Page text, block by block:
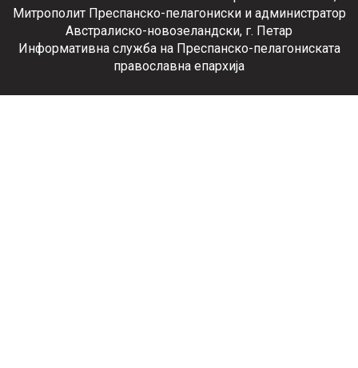
Митрополит Преспанско-пелагониски и администратор
Австралиско-новозеландски, г. Петар
Информативна служба на Преспанско-пелагониската
православна епархија